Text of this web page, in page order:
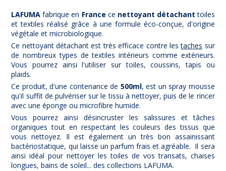
LAFUMA fabrique en France ce nettoyant détachant toiles
et textiles réalisé grâce à une formule éco-conçue, d'origine
végétale et microbiologique.
Ce nettoyant détachant est très efficace contre lestaches sur
de nombreux types de textiles intérieurs comme extérieurs.
Vous pourrez ainsi l'utiliser sur toiles, coussins, tapis ou
plaids.
Ce produit, d'une contenance de 500ml, est un spray mousse
qu'il suffit de pulvériser sur le tissu à nettoyer, puis de le rincer
avec une éponge ou microfibre humide.
Vous pourrez ainsi désincruster les salissures et tâches
organiques tout en respectant les couleurs des tissus que
vous nettoyez. Il est également un très bon assainissant
bactériostatique, qui laisse un parfum frais et agréable. Il sera
ainsi idéal pour nettoyer les toiles de vos transats, chaises
longues, bains de soleil... des collections LAFUMA.